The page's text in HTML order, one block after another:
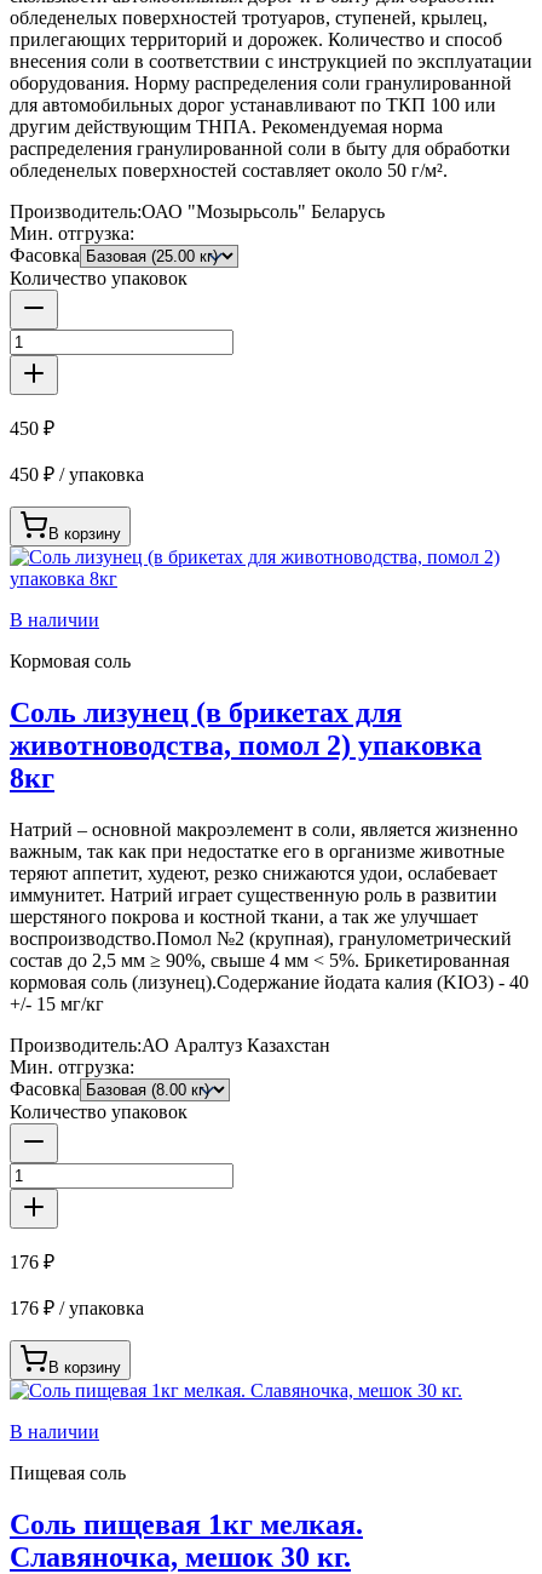
обледенелых поверхностей тротуаров, ступеней, крылец,
прилегающих территорий и дорожек. Количество и способ
внесения соли в соответствии с инструкцией по эксплуатации
оборудования. Норму распределения соли гранулированной
для автомобильных дорог устанавливают по ТКП 100 или
другим действующим ТНПА. Рекомендуемая норма
распределения гранулированной соли в быту для обработки
обледенелых поверхностей составляет около 50 г/м².
Производитель:ОАО "Мозырьсоль" Беларусь
Мин. отгрузка:
Фасовка
Количество упаковок
450 ₽
450 ₽ / упаковка
В корзину
В наличии
Кормовая соль
Соль лизунец (в брикетах для
животноводства, помол 2) упаковка
8кг
Натрий – основной макроэлемент в соли, является жизненно
важным, так как при недостатке его в организме животные
теряют аппетит, худеют, резко снижаются удои, ослабевает
иммунитет. Натрий играет существенную роль в развитии
шерстяного покрова и костной ткани, а так же улучшает
воспроизводство.Помол №2 (крупная), гранулометрический
состав до 2,5 мм ≥ 90%, свыше 4 мм < 5%. Брикетированная
кормовая соль (лизунец).Содержание йодата калия (KIO3) - 40
+/- 15 мг/кг
Производитель:АО Аралтуз Казахстан
Мин. отгрузка:
Фасовка
Количество упаковок
176 ₽
176 ₽ / упаковка
В корзину
В наличии
Пищевая соль
Соль пищевая 1кг мелкая.
Славяночка, мешок 30 кг.